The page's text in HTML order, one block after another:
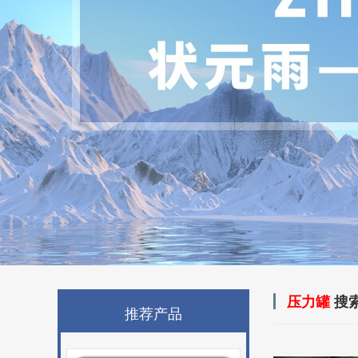
推荐产品
压力罐搜